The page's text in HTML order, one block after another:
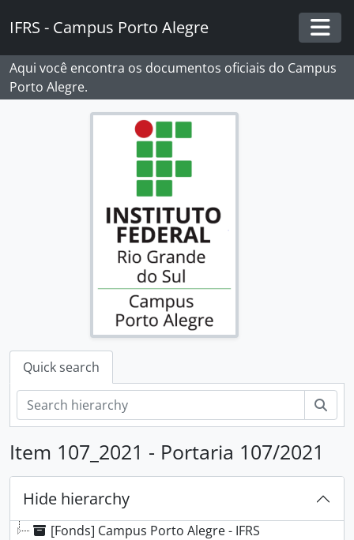
IFRS - Campus Porto Alegre
Aqui você encontra os documentos oficiais do Campus
Porto Alegre.
Quick search
Item 107_2021 - Portaria 107/2021
Hide hierarchy
[Fonds] Campus Porto Alegre - IFRS